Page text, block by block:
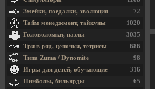
72
Змейки, поедалки, эволюция
1020
Тайм менеджмент, тайкуны
3035
Головоломки, пазлы
686
Три в ряд, цепочки, тетрисы
98
Типа Zuma / Dynomite
316
Игры для детей, обучающие
65
Пинболы, бильярды